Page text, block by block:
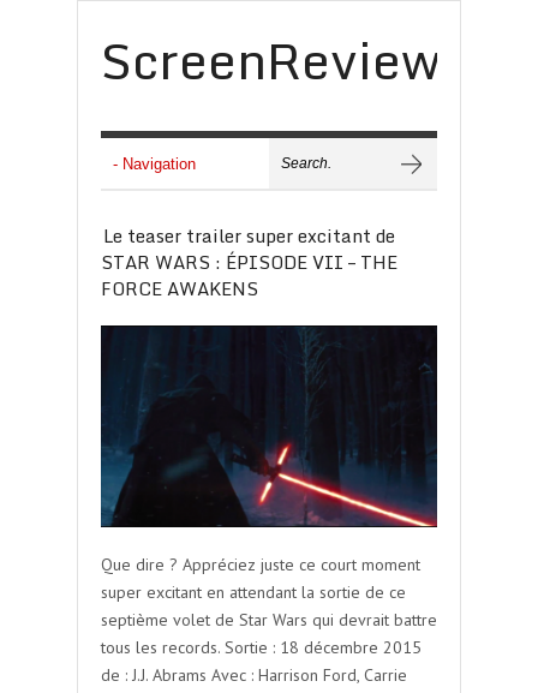
ScreenReview
Le teaser trailer super excitant de
STAR WARS : ÉPISODE VII – THE
FORCE AWAKENS
Que dire ? Appréciez juste ce court moment
super excitant en attendant la sortie de ce
septième volet de Star Wars qui devrait battre
tous les records. Sortie : 18 décembre 2015
de : J.J. Abrams Avec : Harrison Ford, Carrie